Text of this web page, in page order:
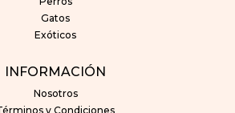
Gatos
Exóticos
INFORMACIÓN
Nosotros
y Condiciones